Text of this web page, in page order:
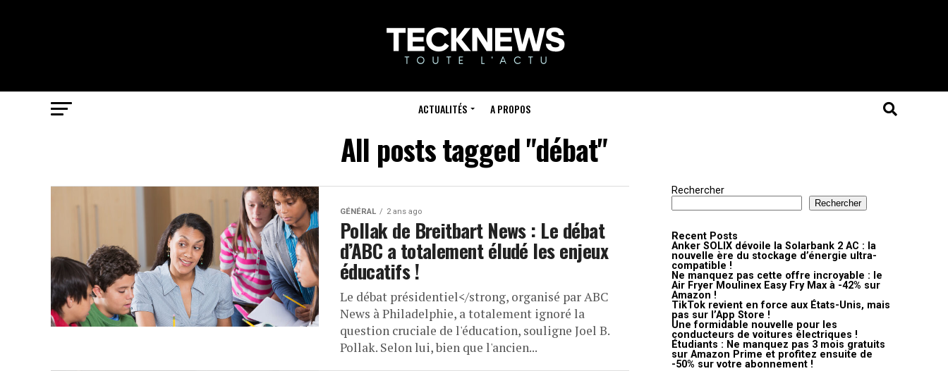
ACTUALITÉS A PROPOS
All posts tagged "débat"
GÉNÉRAL 2 ans ago
Pollak de Breitbart News : Le débat
d’ABC a totalement éludé les enjeux
éducatifs !
Le débat présidentiel</strong, organisé par ABC
News à Philadelphie, a totalement ignoré la
question cruciale de l'éducation, souligne Joel B.
Pollak. Selon lui, bien que l'ancien...
Rechercher
Rechercher
Recent Posts
Anker SOLIX dévoile la Solarbank 2 AC : la
nouvelle ère du stockage d’énergie ultra-
compatible !
Ne manquez pas cette offre incroyable : le
Air Fryer Moulinex Easy Fry Max à -42% sur
Amazon !
TikTok revient en force aux États-Unis, mais
pas sur l’App Store !
Une formidable nouvelle pour les
conducteurs de voitures électriques !
Étudiants : Ne manquez pas 3 mois gratuits
sur Amazon Prime et profitez ensuite de
-50% sur votre abonnement !